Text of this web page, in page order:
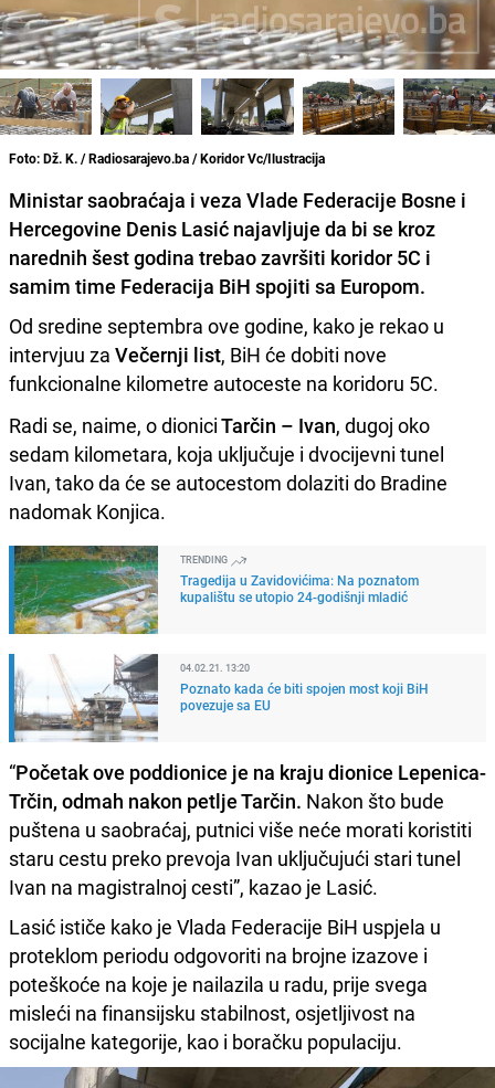
Foto: Dž. K. / Radiosarajevo.ba / Koridor Vc/Ilustracija
Ministar saobraćaja i veza Vlade Federacije Bosne i
Hercegovine Denis Lasić najavljuje da bi se kroz
narednih šest godina trebao završiti koridor 5C i
samim time Federacija BiH spojiti sa Europom.
Od sredine septembra ove godine, kako je rekao u
intervjuu za Večernji list, BiH će dobiti nove
funkcionalne kilometre autoceste na koridoru 5C.
Radi se, naime, o dioniciTarčin – Ivan, dugoj oko
sedam kilometara, koja uključuje i dvocijevni tunel
Ivan, tako da će se autocestom dolaziti do Bradine
nadomak Konjica.
TRENDING
Tragedija u Zavidovićima: Na poznatom
kupalištu se utopio 24-godišnji mladić
04.02.21. 13:20
Poznato kada će biti spojen most koji BiH
povezuje sa EU
“Početak ove poddionice je na kraju dionice Lepenica-
Trčin, odmah nakon petlje Tarčin. Nakon što bude
puštena u saobraćaj, putnici više neće morati koristiti
staru cestu preko prevoja Ivan uključujući stari tunel
Ivan na magistralnoj cesti”, kazao je Lasić.
Lasić ističe kako je Vlada Federacije BiH uspjela u
proteklom periodu odgovoriti na brojne izazove i
poteškoće na koje je nailazila u radu, prije svega
misleći na finansijsku stabilnost, osjetljivost na
socijalne kategorije, kao i boračku populaciju.